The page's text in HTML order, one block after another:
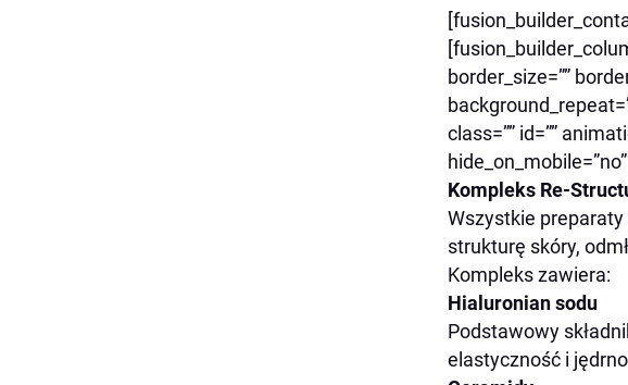
border_size=””
class=”” id=””
Kompleks Re-
Wszystkie
strukturę skóry,
Kompleks zawiera:
Hialuronian sodu
Podstawowy
elastyczność i